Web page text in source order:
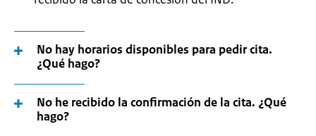
No hay horarios disponibles para pedir cita.
¿Qué hago?
No he recibido la confirmación de la cita. ¿Qué
hago?